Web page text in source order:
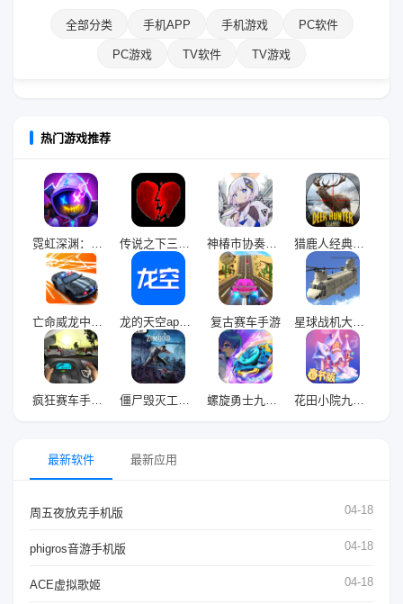
全部分类 手机APP 手机游戏 PC软件
PC游戏 TV软件 TV游戏
热门游戏推荐
霓虹深渊：无限九游版 传说之下三重审判手机版 神椿市协奏中游戏手机版 猎鹿人经典版(DH Classic)
亡命威龙中文版 龙的天空app最新版 复古赛车手游 星球战机大作战九游版
疯狂赛车手九游版 僵尸毁灭工程手机版官网版 螺旋勇士九游版 花田小院九游版
最新软件 最新应用
周五夜放克手机版 04-18
phigros音游手机版 04-18
ACE虚拟歌姬 04-18